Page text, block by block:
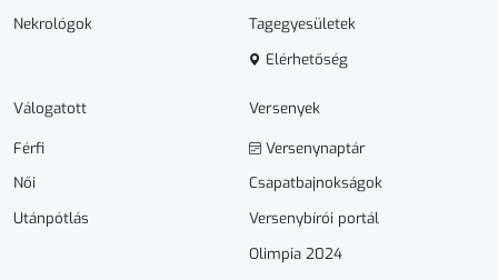
Nekrológok
Tagegyesületek
Elérhetőség
Válogatott
Férfi
Női
Utánpótlás
Versenyek
Versenynaptár
Csapatbajnokságok
Versenybírói portál
Olimpia 2024